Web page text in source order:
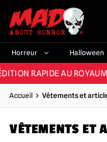
Horreur Halloween
ET LA MEILLEURE GAMME
RAPIDE AU
NOUVEAUX PRODUITS
ET LA MEILLEURE GAMME
Accueil Vêtements et
VÊTEMENTS ET